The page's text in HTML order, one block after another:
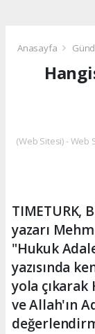
Anasayfa
(Web Sitesi) - Web
TIMETURK,
yazarı
"Hukuk
yazısında
yola
ve Allah'ın